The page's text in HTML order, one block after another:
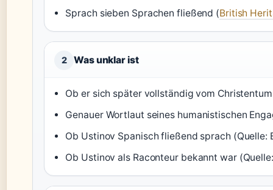
Sprach sieben Sprachen fließend (British
2 Was unklar ist
Ob er sich später vollständig vom
Genauer Wortlaut seines humanistischen
Ob Ustinov Spanisch fließend sprach
Ob Ustinov als Raconteur bekannt war